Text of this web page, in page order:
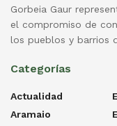
Gorbeia Gaur
el compromiso de
los pueblos y barrios
Categorías
Actualidad
Aramaio